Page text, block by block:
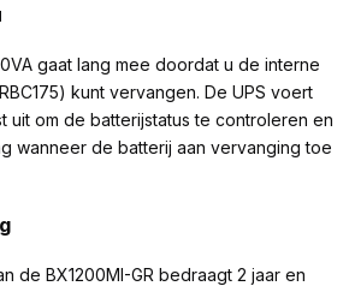
gaat lang mee doordat u de interne
kunt vervangen. De UPS voert
uit om de batterijstatus te controleren en
wanneer de batterij aan vervanging toe
de BX1200MI-GR bedraagt 2 jaar en